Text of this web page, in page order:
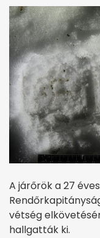
A járőrök a 27
vétség
hallgatták ki.